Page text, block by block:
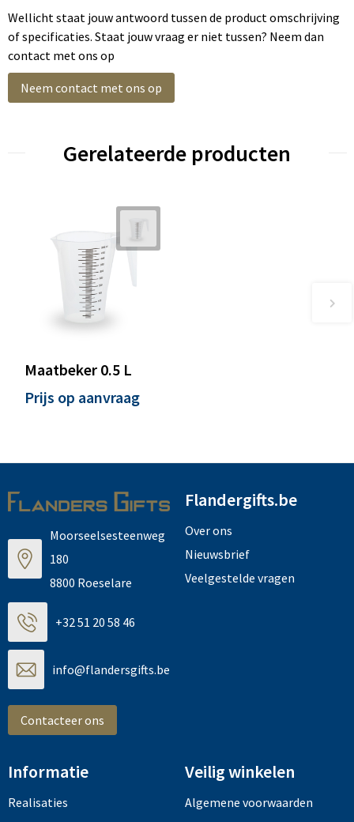
Wellicht staat jouw antwoord tussen de product omschrijving
of specificaties. Staat jouw vraag er niet tussen? Neem dan
contact met ons op
Neem contact met ons op
Gerelateerde producten
Maatbeker 0.5 L
Prijs op aanvraag
Moorseelsesteenweg
180
8800 Roeselare
+32 51 20 58 46
info@flandersgifts.be
Contacteer ons
Flandergifts.be
Over ons
Nieuwsbrief
Veelgestelde vragen
Informatie
Realisaties
Veilig winkelen
Algemene voorwaarden